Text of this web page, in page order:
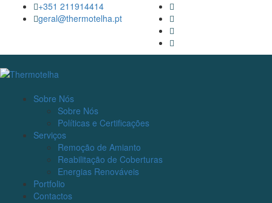
+351 211914414
geral@thermotelha.pt
Sobre Nós
Sobre Nós
Políticas e Certificações
Serviços
Remoção de Amianto
Reabilitação de Coberturas
Energias Renováveis
Portfolio
Contactos